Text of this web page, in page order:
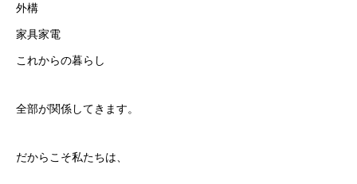
外構
家具家電
これからの暮らし
全部が関係してきます。
だからこそ私たちは、